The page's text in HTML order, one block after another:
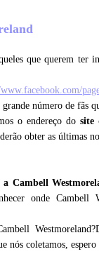
que querem ter
número de fãs
o endereço dosite
obter as últimas
a Cambell
onde Cambell
coletamos,